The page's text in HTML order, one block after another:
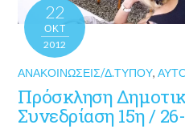
22
ΟΚΤ
2012
ΑΝΑΚΟΙΝΏΣΕΙΣ/Δ.ΤΎΠΟΥ,
Πρόσκληση
Συνεδρίαση 15η /